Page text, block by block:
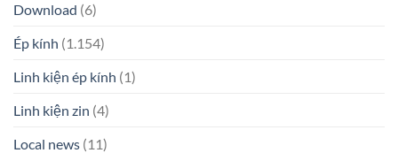
Download (6)
Ép kính (1.154)
Linh kiện ép kính (1)
Linh kiện zin (4)
Local news (11)